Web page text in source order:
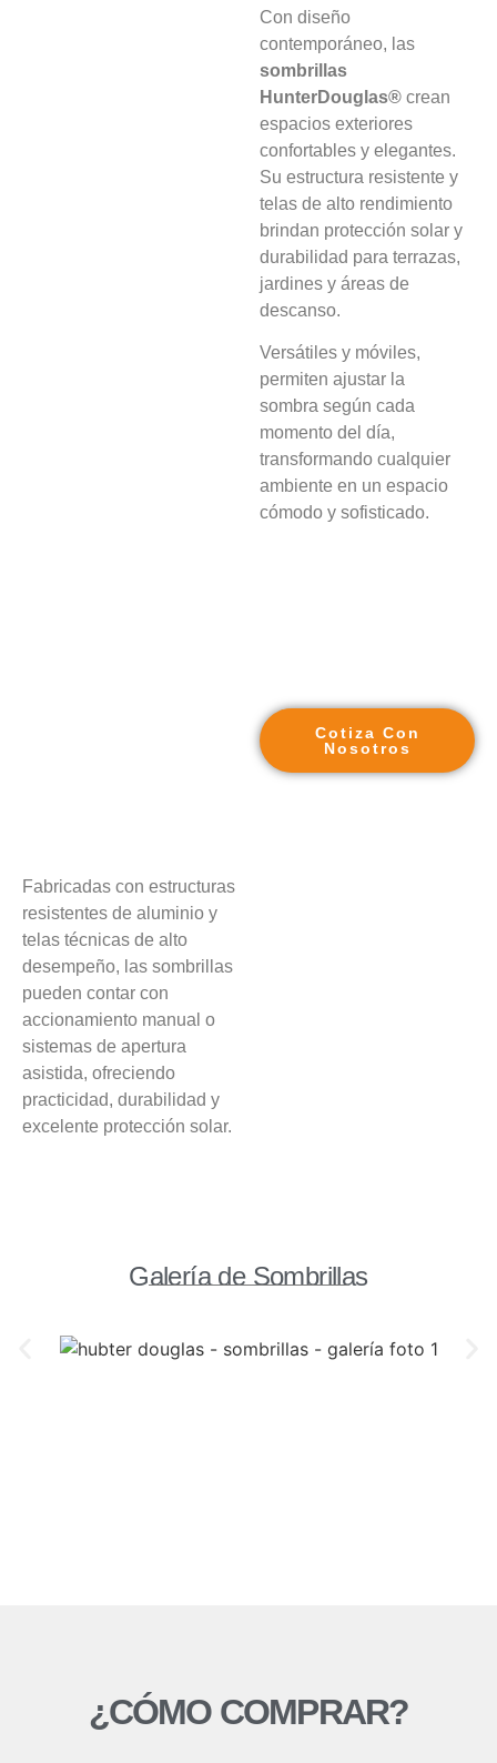
Con diseño
contemporáneo, las
sombrillas
HunterDouglas® crean
espacios exteriores
confortables y elegantes.
Su estructura resistente y
telas de alto rendimiento
brindan protección solar y
durabilidad para terrazas,
jardines y áreas de
descanso.
Versátiles y móviles,
permiten ajustar la
sombra según cada
momento del día,
transformando cualquier
ambiente en un espacio
cómodo y sofisticado.
Fabricadas con estructuras
resistentes de aluminio y
telas técnicas de alto
desempeño, las sombrillas
pueden contar con
accionamiento manual o
sistemas de apertura
asistida, ofreciendo
practicidad, durabilidad y
excelente protección solar.
Cotiza Con
Nosotros
Galería de Sombrillas
¿CÓMO COMPRAR?